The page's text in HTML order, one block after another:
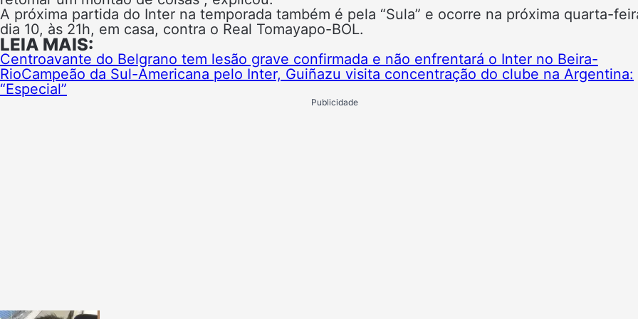
A próxima partida do Inter na temporada também é pela “Sula” e ocorre na próxima quarta-
dia 10, às 21h, em casa, contra o Real Tomayapo-BOL.
LEIA MAIS:
Centroavante do Belgrano tem lesão grave confirmada e não enfrentará o Inter no Beira-
RioCampeão da Sul-Americana pelo Inter, Guiñazu visita concentração do clube na Argentina:
“Especial”
Publicidade